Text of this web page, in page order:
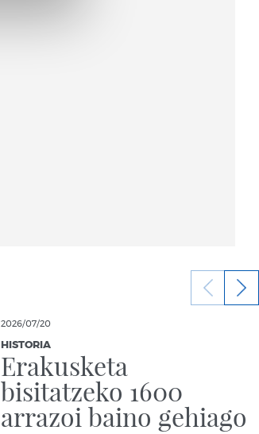
2026/07/20
HISTORIA
Erakusketa
bisitatzeko 1600
arrazoi baino gehiago